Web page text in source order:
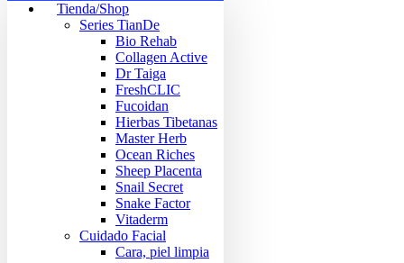
Tienda/Shop
Series TianDe
Bio Rehab
Collagen Active
Dr Taiga
FreshCLIC
Fucoidan
Hierbas Tibetanas
Master Herb
Ocean Riches
Sheep Placenta
Snail Secret
Snake Factor
Vitaderm
Cuidado Facial
Cara, piel limpia